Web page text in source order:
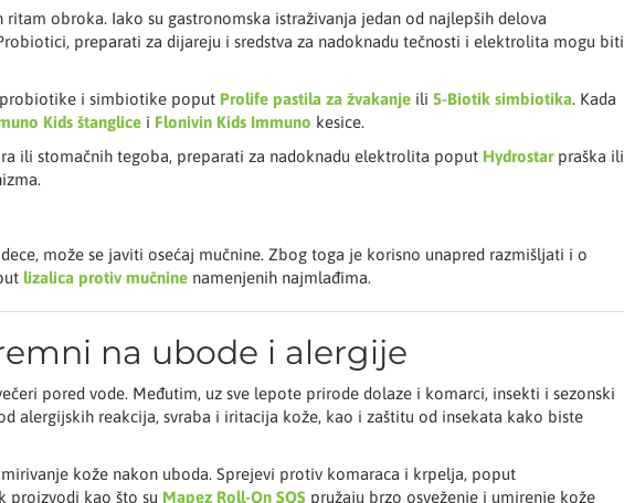
obroka. Iako su gastronomska istraživanja jedan od najlepših delova
preparati za dijareju i sredstva za nadoknadu tečnosti i elektrolita mogu biti
i simbiotike poput Prolife pastila za žvakanje ili 5-Biotik simbiotika. Kada
Kids štanglice i Flonivin Kids Immuno kesice.
ili stomačnih tegoba, preparati za nadoknadu elektrolita poput Hydrostarpraška ili
može se javiti osećaj mučnine. Zbog toga je korisno unapred razmišljati i o
lizalica protiv mučnine namenjenih najmlađima.
na ubode i alergije
pored vode. Međutim, uz sve lepote prirode dolaze i komarci, insekti i sezonski
reakcija, svraba i iritacija kože, kao i zaštitu od insekata kako biste
kože nakon uboda. Sprejevi protiv komaraca i krpelja, poput
proizvodi kao što su Mapez Roll-On SOS pružaju brzo osveženje i umirenje kože